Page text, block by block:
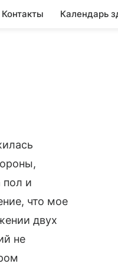
Контакты Календарь
пол и
что мое
двух
не